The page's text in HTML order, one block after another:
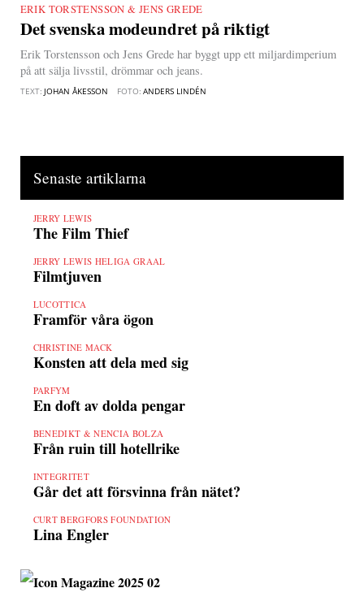
ERIK TORSTENSSON & JENS GREDE
Det svenska modeundret på riktigt
Erik Torstensson och Jens Grede har byggt upp ett miljardimperium
på att sälja livsstil, drömmar och jeans.
TEXT: JOHAN ÅKESSON FOTO:ANDERS LINDÉN
Senaste artiklarna
JERRY LEWIS
The Film Thief
JERRY LEWIS HELIGA GRAAL
Filmtjuven
LUCOTTICA
Framför våra ögon
CHRISTINE MACK
Konsten att dela med sig
PARFYM
En doft av dolda pengar
BENEDIKT & NENCIA BOLZA
Från ruin till hotellrike
INTEGRITET
Går det att försvinna från nätet?
CURT BERGFORS FOUNDATION
Lina Engler